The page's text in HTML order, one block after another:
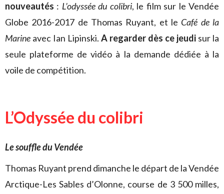
nouveautés : L’odyssée du colibri, le film sur le Vendée
Globe 2016-2017 de Thomas Ruyant, et le Café de la
Marine avec Ian Lipinski. A regarder dès ce jeudi sur la
seule plateforme de vidéo à la demande dédiée à la
voile de compétition.
L’Odyssée du colibri
Le souffle du Vendée
Thomas Ruyant prend dimanche le départ de la Vendée
Arctique-Les Sables d’Olonne, course de 3 500 milles,